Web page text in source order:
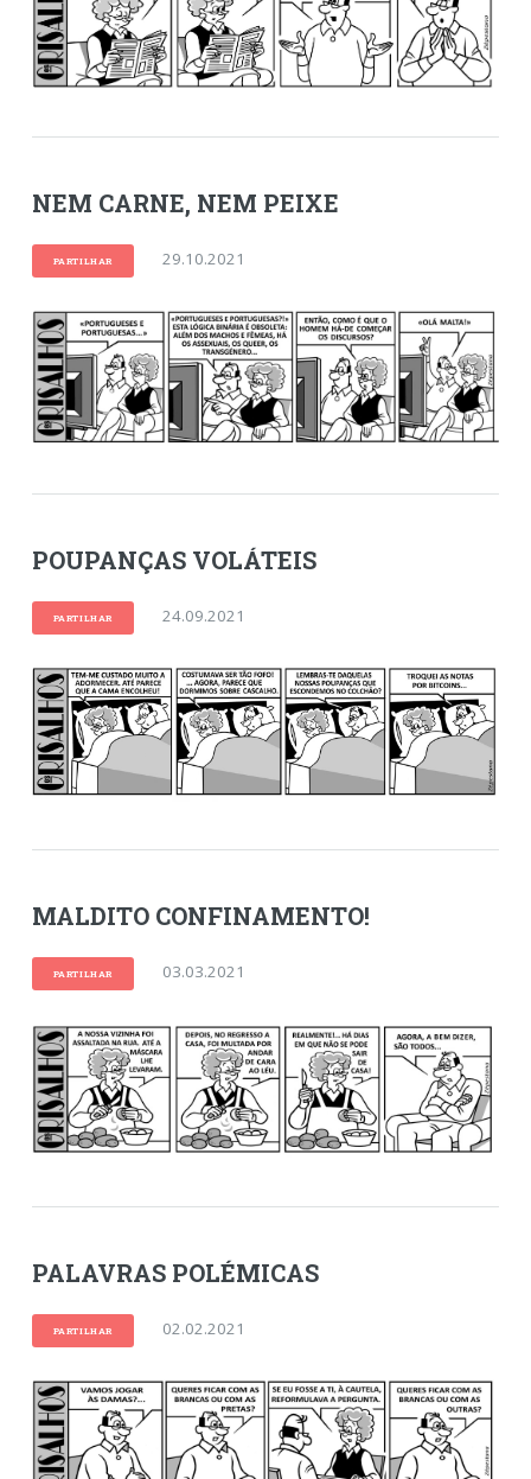
NEM CARNE, NEM PEIXE
PARTILHAR 29.10.2021
POUPANÇAS VOLÁTEIS
PARTILHAR 24.09.2021
MALDITO CONFINAMENTO!
PARTILHAR 03.03.2021
PALAVRAS POLÉMICAS
PARTILHAR 02.02.2021